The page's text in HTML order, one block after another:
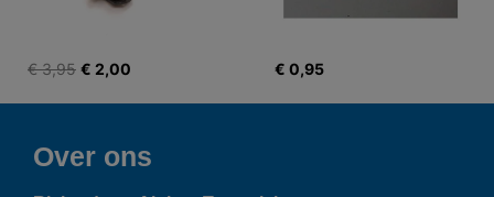
€ 3,95 € 2,00 € 0,95
Over ons